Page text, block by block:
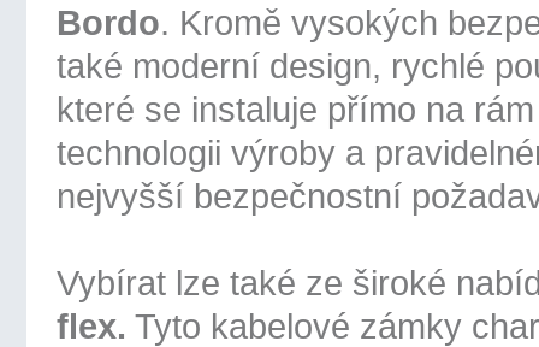
Bordo. Kromě vysokých
také moderní design, rychlé
které se instaluje přímo na
technologii výroby a
nejvyšší bezpečnostní
Vybírat lze také ze široké
flex. Tyto kabelové zámky